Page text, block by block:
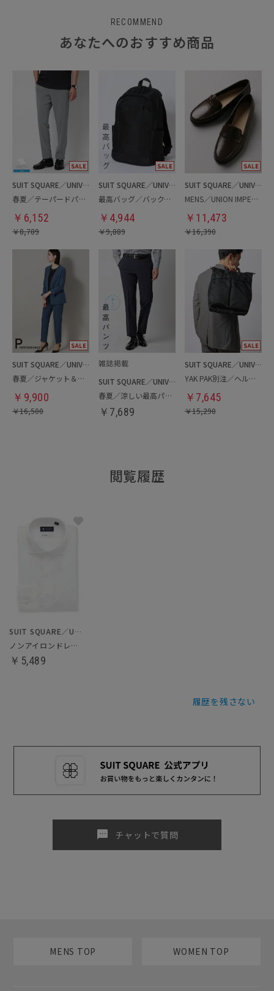
RECOMMEND
あなたへのおすすめ商品
SUIT SQUARE／UNIVERSAL LANGUAGE
春夏／テーパードパンツ
￥ 6,152
￥8,789
SUIT SQUARE／UNIVERSAL LANGUAGE
最高バッグ／バックパック
￥ 4,944
￥9,889
SUIT SQUARE／UNIVERSAL LANGUAGE
MENS／UNION IMPERIAL監修／コインローファー
￥ 11,473
￥16,390
SUIT SQUARE／UNIVERSAL LANGUAGE／WHITE
春夏／ジャケット＆パンツセットアップ／洗濯ネット付き
￥ 9,900
￥16,500
SUIT SQUARE／UNIVERSAL LANGUAGE
春夏／涼しい最高パンツ
￥ 7,689
SUIT SQUARE／UNIVERSAL LANGUAGE
YAK PAK別注／ヘルメットバッグ
￥ 7,645
￥15,290
閲覧履歴
SUIT SQUARE／UNIVERSAL LANGUAGE
ノンアイロンドレスシャツ／クールマックス
￥5,489
履歴を残さない
sms チャットで質問
MENS TOP WOMEN TOP